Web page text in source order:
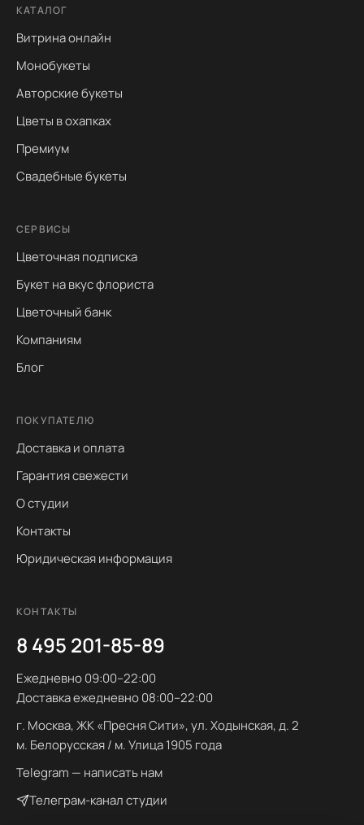
КАТАЛОГ
Витрина онлайн
Монобукеты
Авторские букеты
Цветы в охапках
Премиум
Свадебные букеты
СЕРВИСЫ
Цветочная подписка
Букет на вкус флориста
Цветочный банк
Компаниям
Блог
ПОКУПАТЕЛЮ
Доставка и оплата
Гарантия свежести
О студии
Контакты
Юридическая информация
КОНТАКТЫ
8 495 201-85-89
Ежедневно 09:00–22:00
Доставка ежедневно 08:00–22:00
г. Москва, ЖК «Пресня Сити», ул. Ходынская, д. 2
м. Белорусская / м. Улица 1905 года
Telegram — написать нам
Телеграм-канал студии